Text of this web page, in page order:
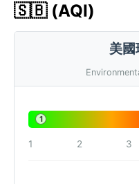
🇸🇧 (AQI)
美
1
1 2 3